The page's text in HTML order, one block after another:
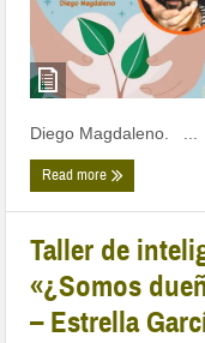
Diego Magdaleno. ...
Read more
Taller de
«¿Somos
– Estrella